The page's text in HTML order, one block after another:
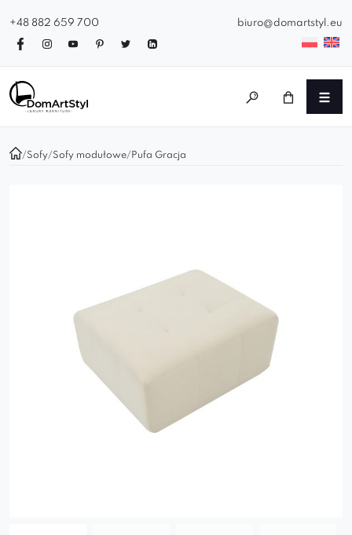
+48 882 659 700 biuro@domartstyl.eu
/Sofy/Sofy modułowe/ Pufa Gracja